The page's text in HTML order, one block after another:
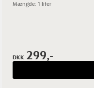
Mængde: 1 liter
DKK 299,-